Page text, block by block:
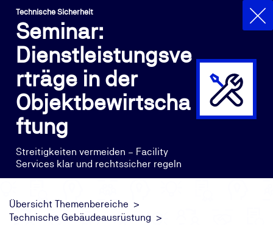
Technische Sicherheit
Seminar:
Dienstleistungsve
rträge in der
Objektbewirtscha
ftung
Streitigkeiten vermeiden – Facility
Services klar und rechtssicher regeln
Übersicht Themenbereiche
Technische Gebäudeausrüstung